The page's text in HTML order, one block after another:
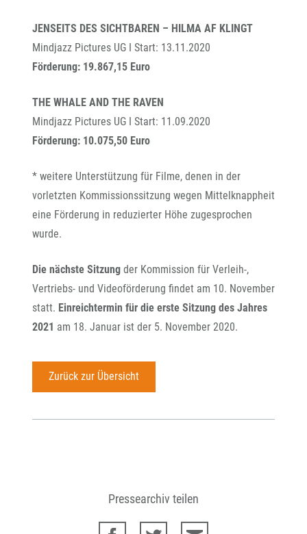
JENSEITS DES SICHTBAREN – HILMA AF KLINGT
Mindjazz Pictures UG I Start: 13.11.2020
Förderung: 19.867,15 Euro
THE WHALE AND THE RAVEN
Mindjazz Pictures UG I Start: 11.09.2020
Förderung: 10.075,50 Euro
* weitere Unterstützung für Filme, denen in der
vorletzten Kommissionssitzung wegen Mittelknappheit
eine Förderung in reduzierter Höhe zugesprochen
wurde.
Die nächste Sitzung der Kommission für Verleih-,
Vertriebs- und Videoförderung findet am 10. November
statt. Einreichtermin für die erste Sitzung des Jahres
2021 am 18. Januar ist der 5. November 2020.
Zurück zur Übersicht
Pressearchiv teilen